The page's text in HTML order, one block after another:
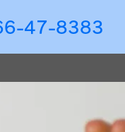
47-8383